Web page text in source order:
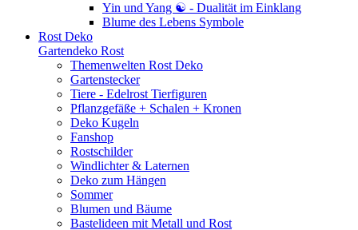
Yin und Yang ☯ - Dualität im Einklang
Blume des Lebens Symbole
Rost Deko
Gartendeko Rost
Themenwelten Rost Deko
Gartenstecker
Tiere - Edelrost Tierfiguren
Pflanzgefäße + Schalen + Kronen
Deko Kugeln
Fanshop
Rostschilder
Windlichter & Laternen
Deko zum Hängen
Sommer
Blumen und Bäume
Bastelideen mit Metall und Rost